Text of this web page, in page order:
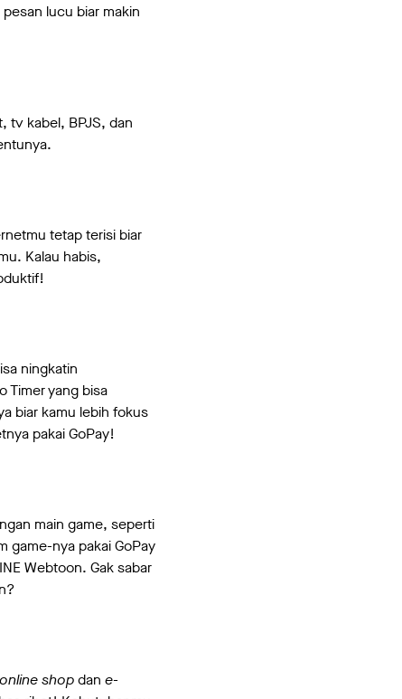
lucu biar makin
tv kabel, BPJS, dan
tetap terisi biar
Kalau habis,
ningkatin
Timer yang bisa
biar kamu lebih fokus
pakai GoPay!
main game, seperti
game-nya pakai GoPay
Webtoon. Gak sabar
online shopdan e-